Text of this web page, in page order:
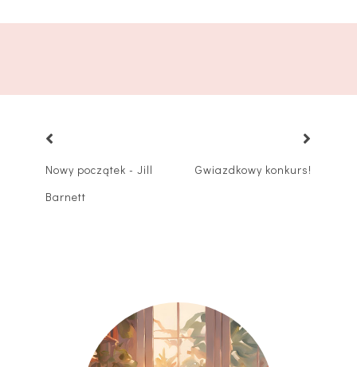
Nowy początek - Jill
Barnett
Gwiazdkowy konkurs!